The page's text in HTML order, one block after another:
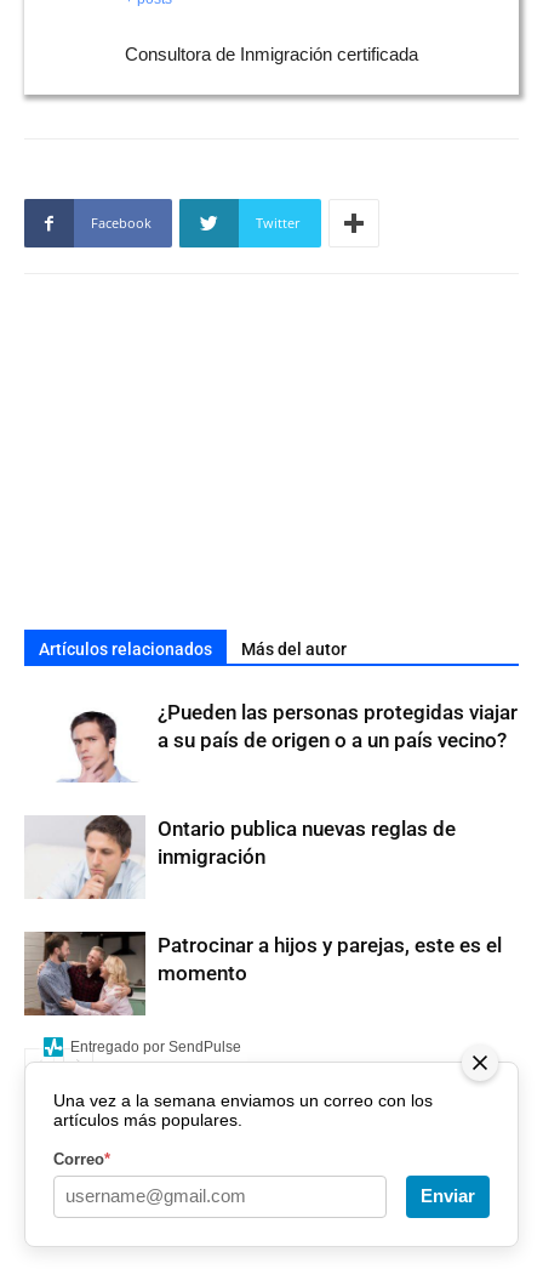
Consultora de Inmigración certificada
Facebook Twitter
Artículos relacionados Más del autor
¿Pueden las personas protegidas viajar
a su país de origen o a un país vecino?
Ontario publica nuevas reglas de
inmigración
Patrocinar a hijos y parejas, este es el
momento
Una vez a la semana enviamos un correo con los
artículos más populares.
Correo*
Enviar
Entregado por SendPulse